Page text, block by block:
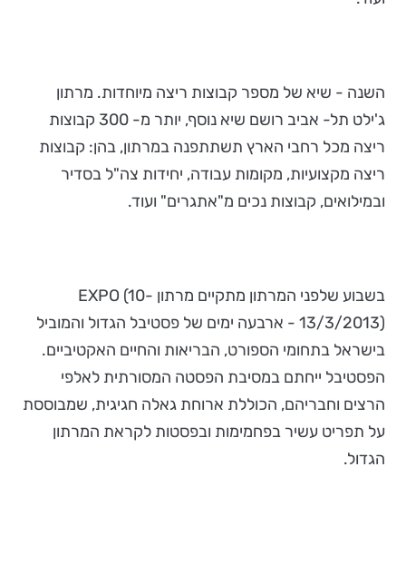
השנה - שיא של מספר קבוצות ריצה מיוחדות. מרתון
ג'ילט תל- אביב רושם שיא נוסף, יותר מ- 300 קבוצות
ריצה מכל רחבי הארץ תשתתפנה במרתון, בהן: קבוצות
ריצה מקצועיות, מקומות עבודה, יחידות צה"ל בסדיר
ובמילואים, קבוצות נכים מ"אתגרים" ועוד.
בשבוע שלפני המרתון מתקיים מרתון EXPO (10-
13/3/2013) - ארבעה ימים של פסטיבל הגדול והמוביל
בישראל בתחומי הספורט, הבריאות והחיים האקטיביים.
הפסטיבל ייחתם במסיבת הפסטה המסורתית לאלפי
הרצים וחבריהם, הכוללת ארוחת גאלה חגיגית, שמבוססת
על תפריט עשיר בפחמימות ובפסטות לקראת המרתון
הגדול.